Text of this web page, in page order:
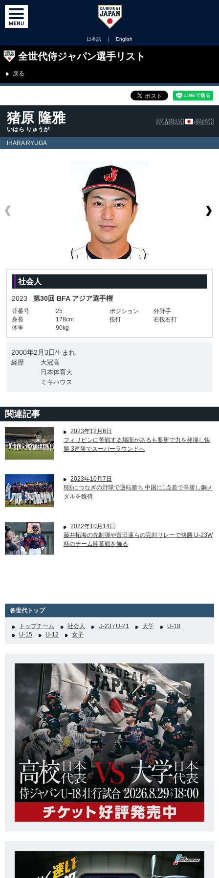
日本語 ｜ English
全世代侍ジャパン選手リスト
戻る
猪原 隆雅
いはら りゅうが
IHARA RYUGA
社会人
2023 第30回 BFA アジア選手権
背番号 25 ポジション
外野手
身長
178cm 投打
右投右打
体重
90kg
2000年2月3日生まれ
経歴
大冠高
日本体育大
ミキハウス
関連記事
2023年12月6日
フィリピンに苦戦する場面があるも要所で力を発揮し快
勝 3連勝でスーパーラウンドへ
2023年10月7日
8回につなぎの野球で逆転勝ち 中国に1点差で辛勝し銅メ
ダルを獲得
2022年10月14日
藤井拓海の先制弾や富田蓮らの完封リレーで快勝 U-23W
杯のチーム開幕戦を飾る
各世代トップ
トップチーム 社会人 U-23 / U-21 大学
U-18
U-15
U-12 女子